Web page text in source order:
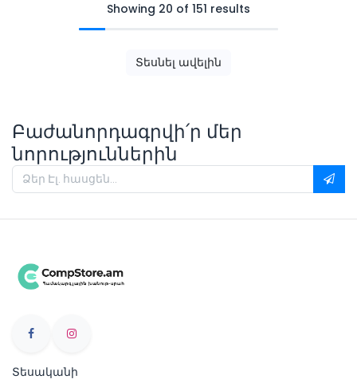
Showing 20 of 151 results
Տեսնել ավելին
Բաժանորդագրվի՛ր մեր
նորություններին
Տեսականի